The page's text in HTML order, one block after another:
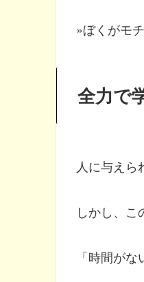
»ぼくがモ
全力で
人に与えら
しかし、こ
「時間が